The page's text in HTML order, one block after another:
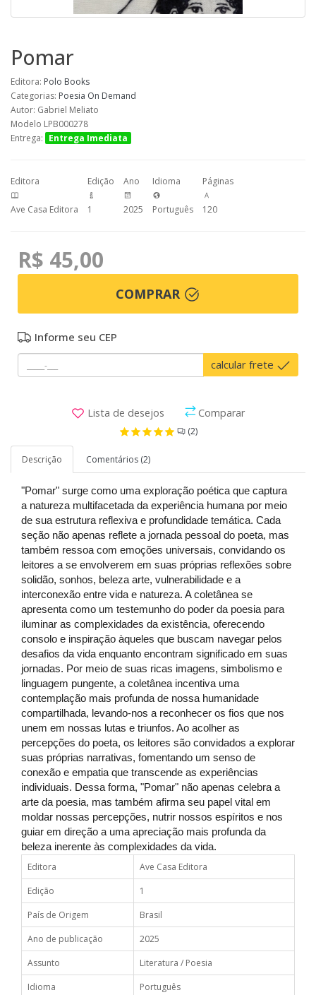
Pomar
Editora: Polo Books
Categorias: Poesia On Demand
Autor: Gabriel Meliato
Modelo LPB000278
Entrega: Entrega Imediata
Editora
Ave Casa Editora
Edição
1
Ano
2025
Idioma
Português
Páginas
120
R$ 45,00
COMPRAR
Informe seu CEP
calcular frete
Lista de desejos Comparar
(2)
Descrição Comentários (2)
"Pomar" surge como uma exploração poética que captura
a natureza multifacetada da experiência humana por meio
de sua estrutura reflexiva e profundidade temática. Cada
seção não apenas reflete a jornada pessoal do poeta, mas
também ressoa com emoções universais, convidando os
leitores a se envolverem em suas próprias reflexões sobre
solidão, sonhos, beleza arte, vulnerabilidade e a
interconexão entre vida e natureza. A coletânea se
apresenta como um testemunho do poder da poesia para
iluminar as complexidades da existência, oferecendo
consolo e inspiração àqueles que buscam navegar pelos
desafios da vida enquanto encontram significado em suas
jornadas. Por meio de suas ricas imagens, simbolismo e
linguagem pungente, a coletânea incentiva uma
contemplação mais profunda de nossa humanidade
compartilhada, levando-nos a reconhecer os fios que nos
unem em nossas lutas e triunfos. Ao acolher as
percepções do poeta, os leitores são convidados a explorar
suas próprias narrativas, fomentando um senso de
conexão e empatia que transcende as experiências
individuais. Dessa forma, "Pomar" não apenas celebra a
arte da poesia, mas também afirma seu papel vital em
moldar nossas percepções, nutrir nossos espíritos e nos
guiar em direção a uma apreciação mais profunda da
beleza inerente às complexidades da vida.
Editora
Ave Casa Editora
Edição
1
País de Origem
Brasil
Ano de publicação
2025
Assunto
Literatura / Poesia
Idioma
Português